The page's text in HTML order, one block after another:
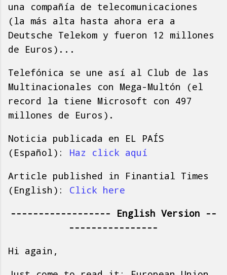
una compañía de telecomunicaciones
(la más alta hasta ahora era a
Deutsche Telekom y fueron 12 millones
de Euros)...
Telefónica se une así al Club de las
Multinacionales con Mega-Multón (el
record la tiene Microsoft con 497
millones de Euros).
Noticia publicada en EL PAÍS
(Español): Haz click aquí
Article published in Finantial Times
(English): Click here
------------------ English Version --
----------------
Hi again,